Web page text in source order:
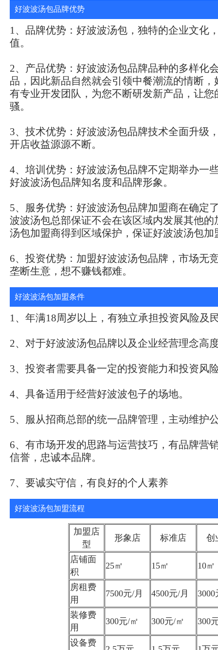
好波波汤包品牌优势
1、品牌优势：好波波汤包，独特的企业文化
值。
2、产品优势：好波波汤包品牌品种的多样化
品，因此新品自然就会引领中餐潮流的情断
有专业开发团队，为您不断研发新产品，让您
骚。
3、技术优势：好波波汤包品牌技术全面升级
开店收益源源不断。
4、培训优势：好波波汤包品牌不定期举办一
好波波汤包品牌知名度和品牌形象。
5、服务优势：好波波汤包品牌加盟商在确定
波波汤包总部保证不会在该区域内发展其他的
汤包加盟商得到区域保护，保证好波波汤包加
6、投资优势：加盟好波波汤包品牌，市场无
垄断生意，想不赚钱都难。
好波波汤包加盟条件
1、年满18周岁以上，有独立承担投资风险及
2、对于好波波汤包品牌以及企业经营理念高
3、投资者需要具备一定的投资能力和投资风
4、具备适用于经营好波波包子的场地。
5、服从招商总部的统一品牌管理，主动维护
6、有市场开发的思路与运营技巧，有品牌营
信誉，忠诚本品牌。
7、要诚实守信，有良好的个人素养
好波波汤包加盟流程
加盟店
型
形象店 标准店 创
店铺面
积
25㎡ 15㎡ 10㎡
房租费
用
7500元/月 4500元/月 3000
装修费
用
300元/㎡ 300元/㎡ 300
设备费